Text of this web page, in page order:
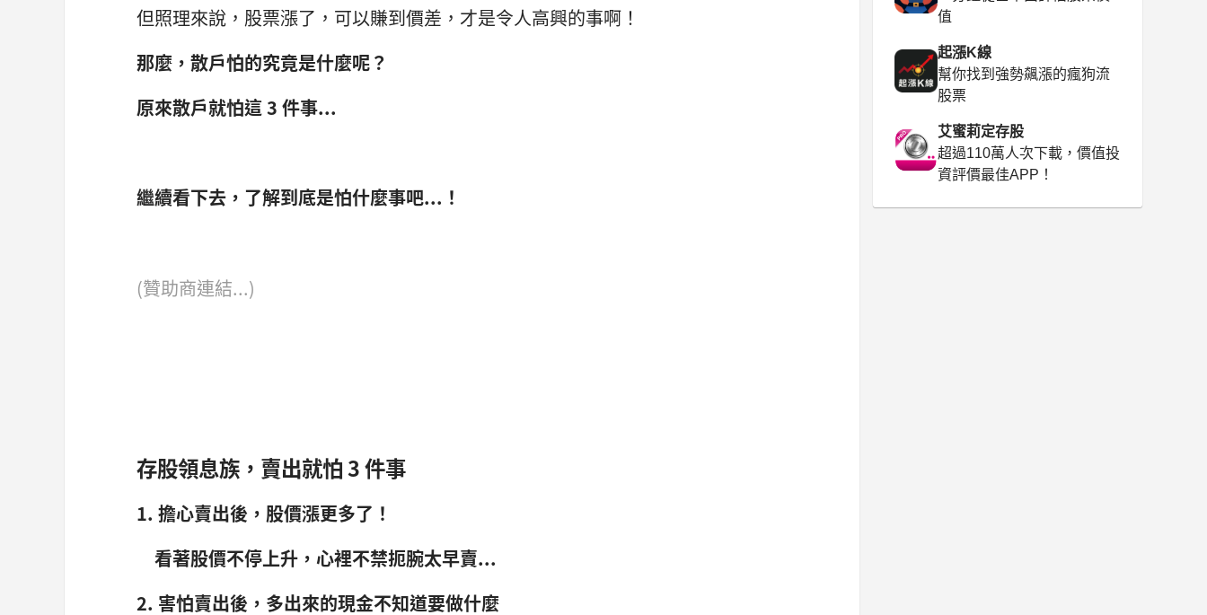
但照理來說，股票漲了，可以賺到價差，才是令人高興的事啊！
那麼，散戶怕的究竟是什麼呢？
原來散戶就怕這 3 件事...
繼續看下去，了解到底是怕什麼事吧...！
(贊助商連結...)
存股領息族，賣出就怕 3 件事
1. 擔心賣出後，股價漲更多了！
看著股價不停上升，心裡不禁扼腕太早賣...
2. 害怕賣出後，多出來的現金不知道要做什麼
值
起漲K線
幫你找到強勢飆漲的瘋狗流
股票
艾蜜莉定存股
超過110萬人次下載，價值投
資評價最佳APP！